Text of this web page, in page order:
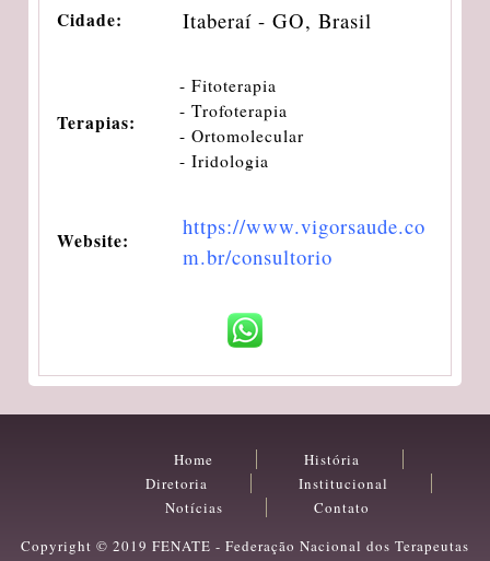
Cidade: Itaberaí - GO, Brasil
Terapias:
- Fitoterapia
- Trofoterapia
- Ortomolecular
- Iridologia
Website:
https://www.vigorsaude.co
m.br/consultorio
Home
História
Diretoria
Institucional
Notícias
Contato
Copyright © 2019 FENATE - Federação Nacional dos Terapeutas